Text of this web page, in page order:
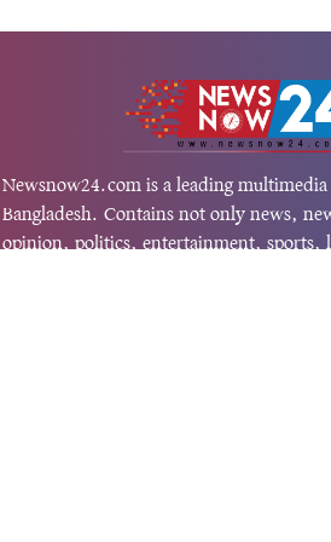
Newsnow24.com is a leading
Bangladesh. Contains not only news,
opinion, politics, entertainment, sports,